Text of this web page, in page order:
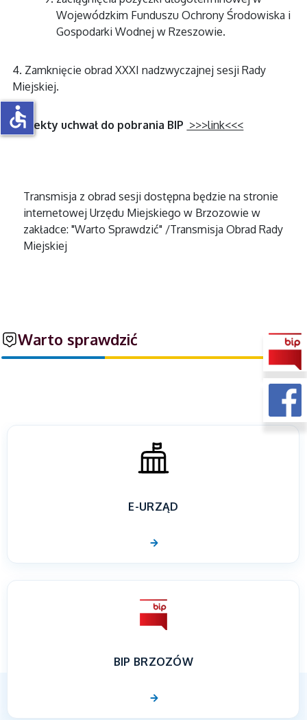
Wojewódzkim Funduszu Ochrony Środowiska i
Gospodarki Wodnej w Rzeszowie.
4. Zamknięcie obrad XXXI nadzwyczajnej sesji Rady
Miejskiej.
Projekty uchwał do pobrania BIP >>>link<<<
Transmisja z obrad sesji dostępna będzie na stronie
internetowej Urzędu Miejskiego w Brzozowie w
zakładce: "Warto Sprawdzić" /Transmisja Obrad Rady
Miejskiej
Warto sprawdzić
E-URZĄD
BIP BRZOZÓW
accessible